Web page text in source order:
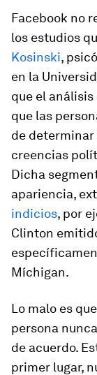
Facebook no
los estudios
Kosinski,
en la
que el análisis
que las
de
creencias
Dicha
apariencia,
indicios, por
Clinton
Míchigan.
Lo malo es
persona
de acuerdo.
primer lugar,